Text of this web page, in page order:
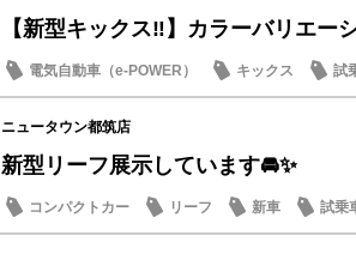
【新型キックス‼️】カラーバリエー
電気自動車（e-POWER） キックス
試
店内イベント
ニュータウン都筑店
新型リーフ展示しています🚘✨
コンパクトカー リーフ 新車 試乗